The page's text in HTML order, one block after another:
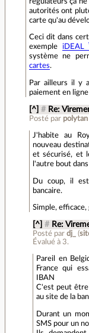
autorités ont
carte qu'au
Ceci dit dans
exemple iDEAL
système ne
cartes.
Par ailleurs il y
paiement en ligne
[^] # Re:
Posté par polytan
J'habite au
nouveau
et sécurisé, et
l'autre bout
Du coup, il
bancaire.
Simple, efficace,
[^] # Re:
Posté pardj_ (
Évalué à 3.
Pareil en
France qui
IBAN
C'est peut être
au site de la
Durant un
SMS pour un